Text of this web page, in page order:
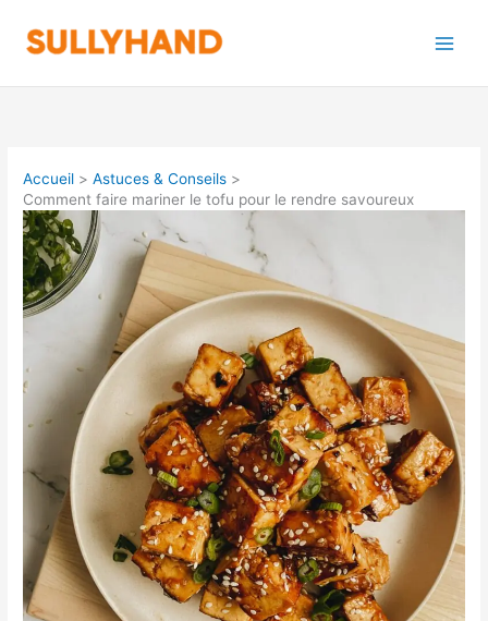
contenu
Accueil
Astuces & Conseils
Comment faire mariner le tofu pour le rendre savoureux